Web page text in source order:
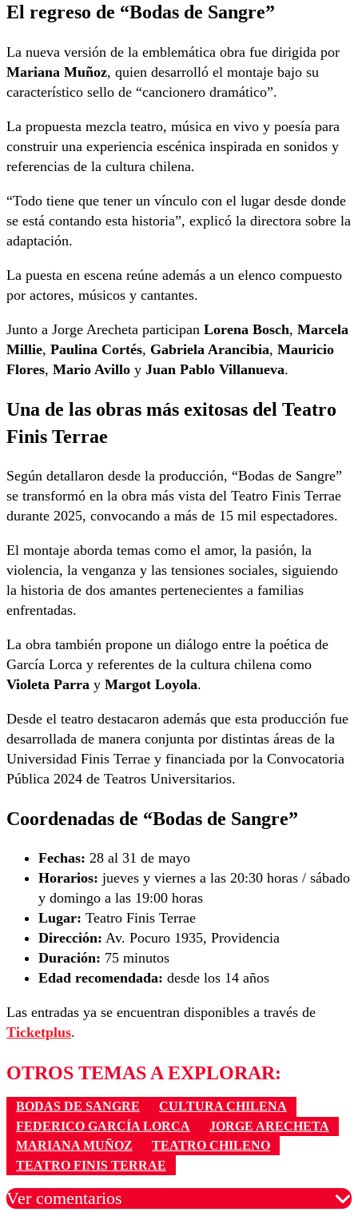
El regreso de “Bodas de Sangre”
La nueva versión de la emblemática obra fue dirigida por
Mariana Muñoz, quien desarrolló el montaje bajo su
característico sello de “cancionero dramático”.
La propuesta mezcla teatro, música en vivo y poesía para
construir una experiencia escénica inspirada en sonidos y
referencias de la cultura chilena.
“Todo tiene que tener un vínculo con el lugar desde donde
se está contando esta historia”, explicó la directora sobre la
adaptación.
La puesta en escena reúne además a un elenco compuesto
por actores, músicos y cantantes.
Junto a Jorge Arecheta participan Lorena Bosch, Marcela
Millie, Paulina Cortés, Gabriela Arancibia, Mauricio
Flores, Mario Avillo y Juan Pablo Villanueva.
Una de las obras más exitosas del Teatro
Finis Terrae
Según detallaron desde la producción, “Bodas de Sangre”
se transformó en la obra más vista del Teatro Finis Terrae
durante 2025, convocando a más de 15 mil espectadores.
El montaje aborda temas como el amor, la pasión, la
violencia, la venganza y las tensiones sociales, siguiendo
la historia de dos amantes pertenecientes a familias
enfrentadas.
La obra también propone un diálogo entre la poética de
García Lorca y referentes de la cultura chilena como
Violeta Parra y Margot Loyola.
Desde el teatro destacaron además que esta producción fue
desarrollada de manera conjunta por distintas áreas de la
Universidad Finis Terrae y financiada por la Convocatoria
Pública 2024 de Teatros Universitarios.
Coordenadas de “Bodas de Sangre”
Fechas: 28 al 31 de mayo
Horarios: jueves y viernes a las 20:30 horas / sábado
y domingo a las 19:00 horas
Lugar: Teatro Finis Terrae
Dirección: Av. Pocuro 1935, Providencia
Duración: 75 minutos
Edad recomendada: desde los 14 años
Las entradas ya se encuentran disponibles a través de
Ticketplus.
OTROS TEMAS A EXPLORAR:
BODAS DE SANGRE
CULTURA CHILENA
FEDERICO GARCÍA LORCA
JORGE ARECHETA
MARIANA MUÑOZ
TEATRO CHILENO
TEATRO FINIS TERRAE
Ver comentarios